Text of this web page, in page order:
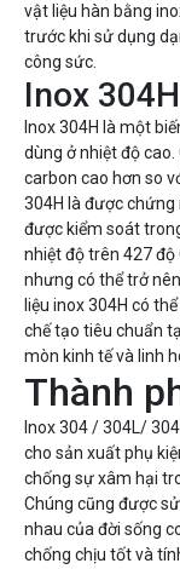
vật liệu hàn bằng
trước khi sử dụng
công sức.
Inox 304H
Inox 304H là một
dùng ở nhiệt độ cao.
carbon cao hơn so
304H là được chứng
được kiểm soát
nhiệt độ trên 427 độ
nhưng có thể trở
liệu inox 304H có
chế tạo tiêu chuẩn
mòn kinh tế và linh
Thành
Inox 304 / 304L/
cho sản xuất phụ
chống sự xâm hại
Chúng cũng được
nhau của đời sống
chống chịu tốt và